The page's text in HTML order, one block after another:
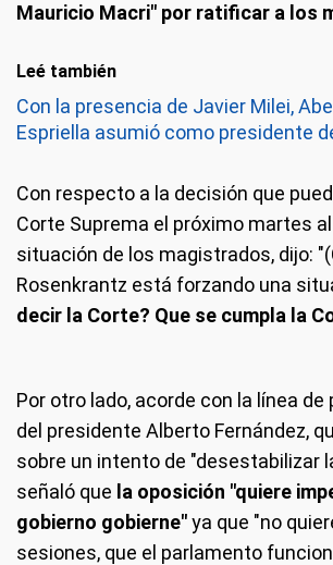
Mauricio Macri" por ratificar a los
Leé también
Con la presencia de Javier Milei,
Espriella asumió como presidente
Con respecto a la decisión que
Corte Suprema el próximo martes
situación de los magistrados, dijo:
Rosenkrantz está forzando una
decir la Corte? Que se cumpla la
Por otro lado, acorde con la línea
del presidente Alberto Fernández,
sobre un intento de "desestabilizar
señaló que la oposición "quiere
gobierno gobierne"ya que "no
sesiones, que el parlamento